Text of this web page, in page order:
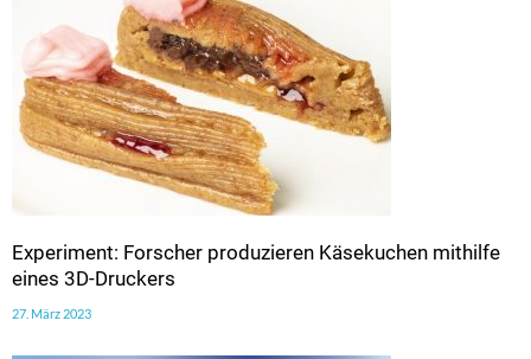
Experiment: Forscher produzieren Käsekuchen mithilfe
eines 3D-Druckers
27. März 2023